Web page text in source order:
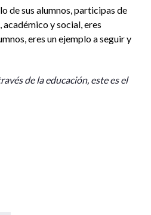
de sus alumnos, participas de
y social, eres
eres un ejemplo a seguir y
de la educación, este es el